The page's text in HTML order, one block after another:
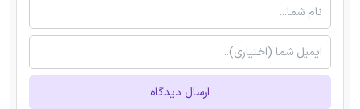
ارسال دیدگاه